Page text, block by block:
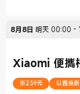
8月8日 明天 00:00 -
Xiaomi 便攜
折239元 以舊換新